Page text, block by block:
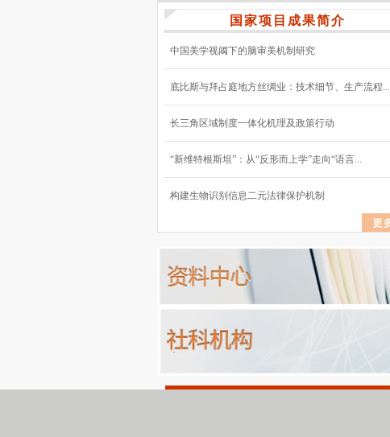
国家项目成果简介
中国美学视阈下的脑审美机制研究
底比斯与拜占庭地方丝绸业：技术细节、生产流程...
长三角区域制度一体化机理及政策行动
“新维特根斯坦”：从“反形而上学”走向“语言...
构建生物识别信息二元法律保护机制